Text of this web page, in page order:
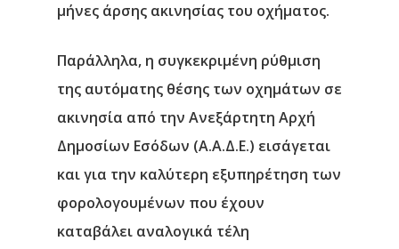
μήνες άρσης ακινησίας του οχήματος.
Παράλληλα, η συγκεκριμένη ρύθμιση
της αυτόματης θέσης των οχημάτων σε
ακινησία από την Ανεξάρτητη Αρχή
Δημοσίων Εσόδων (Α.Α.Δ.Ε.) εισάγεται
και για την καλύτερη εξυπηρέτηση των
φορολογουμένων που έχουν
καταβάλει αναλογικά τέλη